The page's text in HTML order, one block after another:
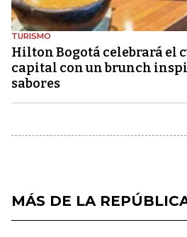
TURISMO
Hilton Bogotá celebrará el
capital con un brunch
sabores
MÁS DE LA